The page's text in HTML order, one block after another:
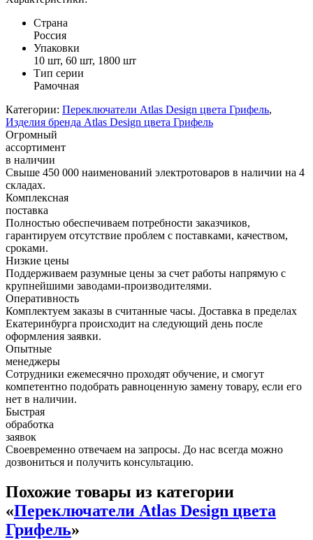
Страна
Россия
Упаковки
10 шт, 60 шт, 1800 шт
Тип серии
Рамочная
Категории: Переключатели Atlas Design цвета Грифель,
Изделия бренда Atlas Design цвета Грифель
Огромный
ассортимент
в наличии
Свыше 450 000 наименований электротоваров в наличии на 4
складах.
Комплексная
поставка
Полностью обеспечиваем потребности заказчиков,
гарантируем отсутствие проблем с поставками, качеством,
сроками.
Низкие цены
Поддерживаем разумные цены за счет работы напрямую с
крупнейшими заводами-производителями.
Оперативность
Комплектуем заказы в считанные часы. Доставка в пределах
Екатеринбурга происходит на следующий день после
оформления заявки.
Опытные
менеджеры
Сотрудники ежемесячно проходят обучение, и смогут
компетентно подобрать равноценную замену товару, если его
нет в наличии.
Быстрая
обработка
заявок
Своевременно отвечаем на запросы. До нас всегда можно
дозвониться и получить консультацию.
Похожие товары из категории
«Переключатели Atlas Design цвета
Грифель»